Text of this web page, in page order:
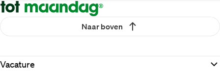
Naar boven
Vacature